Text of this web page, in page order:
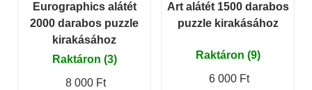
Eurographics alátét
2000 darabos puzzle
kirakásához
Raktáron (3)
8 000 Ft
Art alátét 1500 darabos
puzzle kirakásához
Raktáron (9)
6 000 Ft